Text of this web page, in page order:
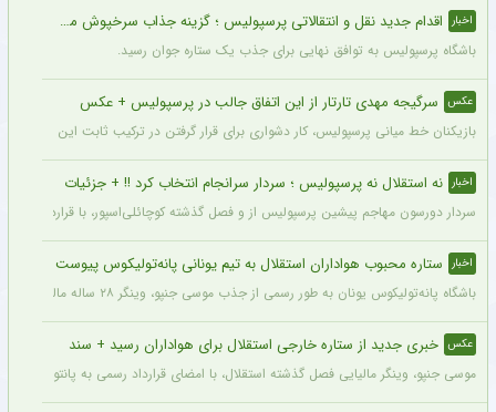
اخبار اقدام جدید نقل و انتقالاتی پرسپولیس ؛ گزینه جذاب سرخپوش می شود؟
باشگاه پرسپولیس به توافق نهایی برای جذب یک ستاره جوان رسید.
عکس سرگیجه مهدی تارتار از این اتفاق جالب در پرسپولیس + عکس
بازیکنان خط میانی پرسپولیس، کار دشواری برای قرار گرفتن در ترکیب ثابت این تیم
اخبار نه استقلال نه پرسپولیس ؛ سردار سرانجام انتخاب کرد !! + جزئیات
سردار دورسون مهاجم پیشین پرسپولیس از و فصل گذشته کوچائلی‌اسپور، با قراردادی
اخبار ستاره محبوب هواداران استقلال به تیم یونانی پانه‌تولیکوس پیوست
باشگاه پانه‌تولیکوس یونان به طور رسمی از جذب موسی جنپو، وینگر ۲۸ ساله مالیایی سابق استقلال، با قراردادی دو ساله خبر داد.
عکس خبری جدید از ستاره خارجی استقلال برای هواداران رسید + سند
موسی جنپو، وینگر مالیایی فصل گذشته استقلال، با امضای قرارداد رسمی به پانتولیکوس